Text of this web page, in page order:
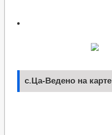
с.Ца-Ведено на карте